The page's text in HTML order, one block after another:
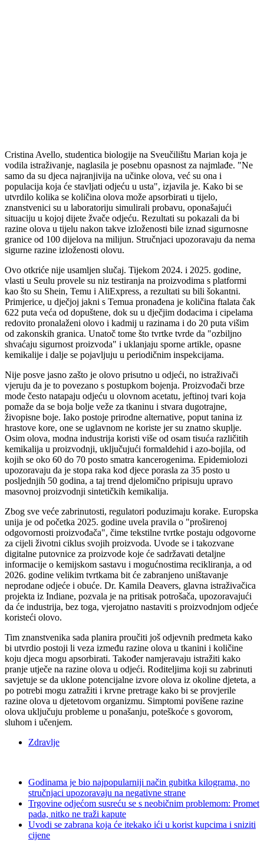
Cristina Avello, studentica biologije na Sveučilištu Marian koja je
vodila istraživanje, naglasila je posebnu opasnost za najmlađe. "Ne
samo da su djeca najranjivija na učinke olova, već su ona i
populacija koja će stavljati odjeću u usta", izjavila je. Kako bi se
utvrdilo kolika se količina olova može apsorbirati u tijelo,
znanstvenici su u laboratoriju simulirali probavu, oponašajući
situaciju u kojoj dijete žvače odjeću. Rezultati su pokazali da bi
razine olova u tijelu nakon takve izloženosti bile iznad sigurnosne
granice od 100 dijelova na milijun. Stručnjaci upozoravaju da nema
sigurne razine izloženosti olovu.
Ovo otkriće nije usamljen slučaj. Tijekom 2024. i 2025. godine,
vlasti u Seulu provele su niz testiranja na proizvodima s platformi
kao što su Shein, Temu i AliExpress, a rezultati su bili šokantni.
Primjerice, u dječjoj jakni s Temua pronađena je količina ftalata čak
622 puta veća od dopuštene, dok su u dječjim dodacima i cipelama
redovito pronalaženi olovo i kadmij u razinama i do 20 puta višim
od zakonskih granica. Unatoč tome što tvrtke tvrde da "ozbiljno
shvaćaju sigurnost proizvoda" i uklanjaju sporne artikle, opasne
kemikalije i dalje se pojavljuju u periodičnim inspekcijama.
Nije posve jasno zašto je olovo prisutno u odjeći, no istraživači
vjeruju da je to povezano s postupkom bojenja. Proizvođači brze
mode često natapaju odjeću u olovnom acetatu, jeftinoj tvari koja
pomaže da se boja bolje veže za tkaninu i stvara dugotrajne,
živopisne boje. Iako postoje prirodne alternative, poput tanina iz
hrastove kore, one se uglavnom ne koriste jer su znatno skuplje.
Osim olova, modna industrija koristi više od osam tisuća različitih
kemikalija u proizvodnji, uključujući formaldehid i azo-bojila, od
kojih se oko 60 do 70 posto smatra kancerogenima. Epidemiolozi
upozoravaju da je stopa raka kod djece porasla za 35 posto u
posljednjih 50 godina, a taj trend djelomično pripisuju upravo
masovnoj proizvodnji sintetičkih kemikalija.
Zbog sve veće zabrinutosti, regulatori poduzimaju korake. Europska
unija je od početka 2025. godine uvela pravila o "proširenoj
odgovornosti proizvođača", čime tekstilne tvrtke postaju odgovorne
za cijeli životni ciklus svojih proizvoda. Uvode se i takozvane
digitalne putovnice za proizvode koje će sadržavati detaljne
informacije o kemijskom sastavu i mogućnostima recikliranja, a od
2026. godine velikim tvrtkama bit će zabranjeno uništavanje
neprodane odjeće i obuće. Dr. Kamila Deavers, glavna istraživačica
projekta iz Indiane, pozvala je na pritisak potrošača, upozoravajući
da će industrija, bez toga, vjerojatno nastaviti s proizvodnjom odjeće
koristeći olovo.
Tim znanstvenika sada planira proučiti još odjevnih predmeta kako
bi utvrdio postoji li veza između razine olova u tkanini i količine
koju djeca mogu apsorbirati. Također namjeravaju istražiti kako
pranje utječe na razine olova u odjeći. Roditeljima koji su zabrinuti
savjetuje se da uklone potencijalne izvore olova iz okoline djeteta, a
po potrebi mogu zatražiti i krvne pretrage kako bi se provjerile
razine olova u djetetovom organizmu. Simptomi povišene razine
olova uključuju probleme u ponašanju, poteškoće s govorom,
sluhom i učenjem.
Zdravlje
Godinama je bio najpopularniji način gubitka kilograma, no
stručnjaci upozoravaju na negativne strane
Trgovine odjećom susreću se s neobičnim problemom: Promet
pada, nitko ne traži kapute
Uvodi se zabrana koja će itekako ići u korist kupcima i sniziti
cijene